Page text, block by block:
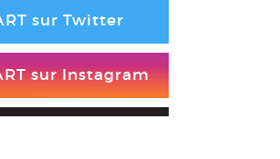
sur Twitter
sur Instagram